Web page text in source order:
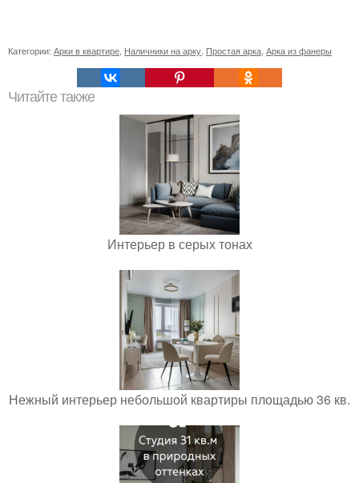
Категории: Арки в квартире Наличники на арку Простая арка Арка из фанеры
Читайте также
Интерьер в серых тонах
Нежный интерьер небольшой квартиры площадью 36 кв.